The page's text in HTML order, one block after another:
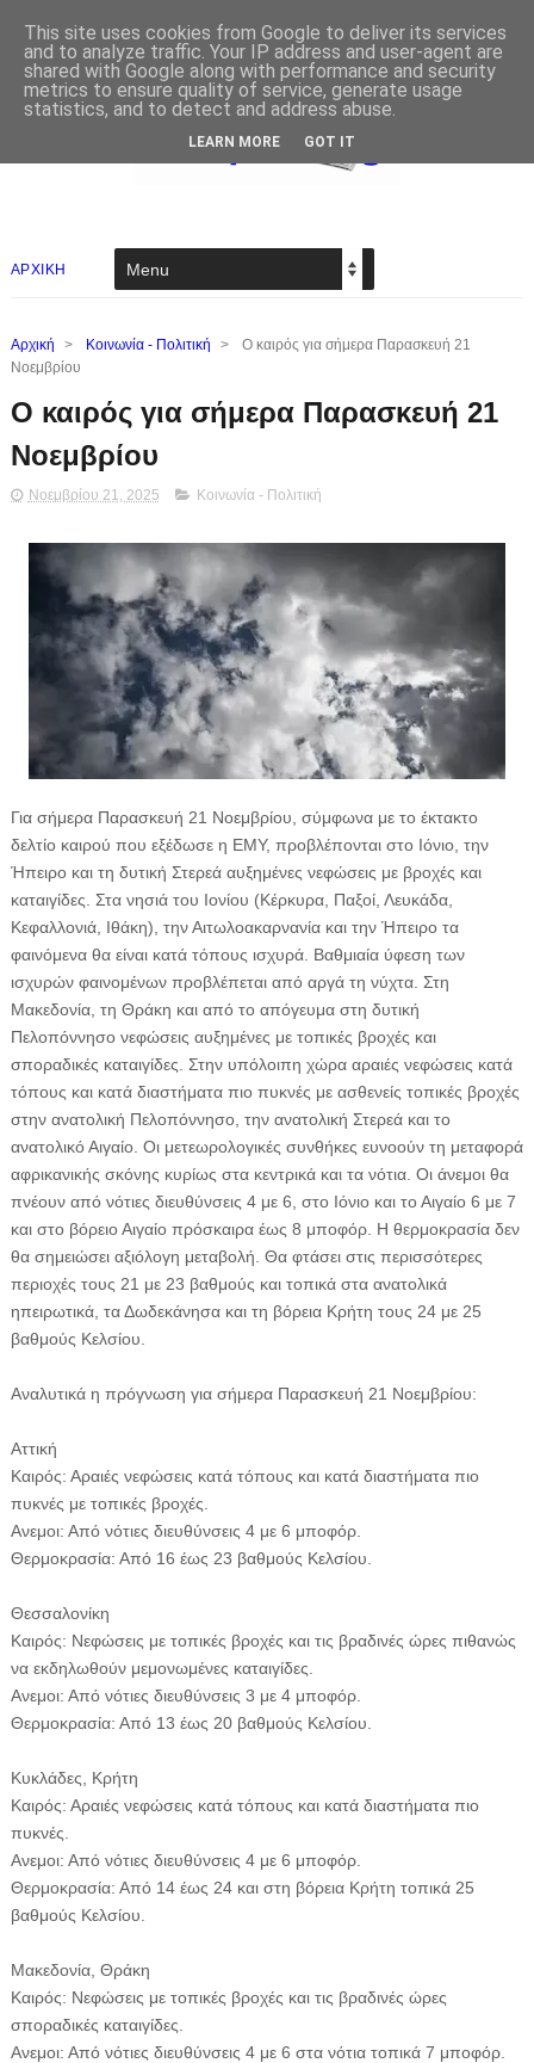
ΑΡΧΙΚΗ
Αρχική > Κοινωνία - Πολιτική >
Ο καιρός για σήμερα Παρασκευή 21
Νοεμβρίου
Ο καιρός για σήμερα Παρασκευή 21
Νοεμβρίου
Νοεμβρίου 21, 2025 Κοινωνία - Πολιτική
Για σήμερα Παρασκευή 21 Νοεμβρίου, σύμφωνα με το έκτακτο
δελτίο καιρού που εξέδωσε η ΕΜΥ, προβλέπονται στο Ιόνιο, την
Ήπειρο και τη δυτική Στερεά αυξημένες νεφώσεις με βροχές και
καταιγίδες. Στα νησιά του Ιονίου (Κέρκυρα, Παξοί, Λευκάδα,
Κεφαλλονιά, Ιθάκη), την Αιτωλοακαρνανία και την Ήπειρο τα
φαινόμενα θα είναι κατά τόπους ισχυρά. Βαθμιαία ύφεση των
ισχυρών φαινομένων προβλέπεται από αργά τη νύχτα. Στη
Μακεδονία, τη Θράκη και από το απόγευμα στη δυτική
Πελοπόννησο νεφώσεις αυξημένες με τοπικές βροχές και
σποραδικές καταιγίδες. Στην υπόλοιπη χώρα αραιές νεφώσεις κατά
τόπους και κατά διαστήματα πιο πυκνές με ασθενείς τοπικές βροχές
στην ανατολική Πελοπόννησο, την ανατολική Στερεά και το
ανατολικό Αιγαίο. Οι μετεωρολογικές συνθήκες ευνοούν τη μεταφορά
αφρικανικής σκόνης κυρίως στα κεντρικά και τα νότια. Οι άνεμοι θα
πνέουν από νότιες διευθύνσεις 4 με 6, στο Ιόνιο και το Αιγαίο 6 με 7
και στο βόρειο Αιγαίο πρόσκαιρα έως 8 μποφόρ. Η θερμοκρασία δεν
θα σημειώσει αξιόλογη μεταβολή. Θα φτάσει στις περισσότερες
περιοχές τους 21 με 23 βαθμούς και τοπικά στα ανατολικά
ηπειρωτικά, τα Δωδεκάνησα και τη βόρεια Κρήτη τους 24 με 25
βαθμούς Κελσίου.
Αναλυτικά η πρόγνωση για σήμερα Παρασκευή 21 Νοεμβρίου:
Αττική
Καιρός: Αραιές νεφώσεις κατά τόπους και κατά διαστήματα πιο
πυκνές με τοπικές βροχές.
Ανεμοι: Από νότιες διευθύνσεις 4 με 6 μποφόρ.
Θερμοκρασία: Από 16 έως 23 βαθμούς Κελσίου.
Θεσσαλονίκη
Καιρός: Νεφώσεις με τοπικές βροχές και τις βραδινές ώρες πιθανώς
να εκδηλωθούν μεμονωμένες καταιγίδες.
Ανεμοι: Από νότιες διευθύνσεις 3 με 4 μποφόρ.
Θερμοκρασία: Από 13 έως 20 βαθμούς Κελσίου.
Κυκλάδες, Κρήτη
Καιρός: Αραιές νεφώσεις κατά τόπους και κατά διαστήματα πιο
πυκνές.
Ανεμοι: Από νότιες διευθύνσεις 4 με 6 μποφόρ.
Θερμοκρασία: Από 14 έως 24 και στη βόρεια Κρήτη τοπικά 25
βαθμούς Κελσίου.
Μακεδονία, Θράκη
Καιρός: Νεφώσεις με τοπικές βροχές και τις βραδινές ώρες
σποραδικές καταιγίδες.
Ανεμοι: Από νότιες διευθύνσεις 4 με 6 στα νότια τοπικά 7 μποφόρ.
This site uses cookies from Google to deliver its services
and to analyze traffic. Your IP address and user-agent are
shared with Google along with performance and security
metrics to ensure quality of service, generate usage
statistics, and to detect and address abuse.
LEARN MORE GOT IT